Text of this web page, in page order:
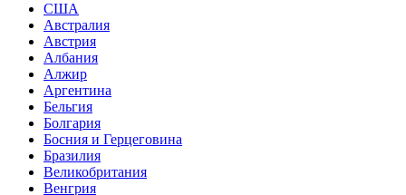
США
Австралия
Австрия
Албания
Алжир
Аргентина
Бельгия
Болгария
Босния и Герцеговина
Бразилия
Великобритания
Венгрия